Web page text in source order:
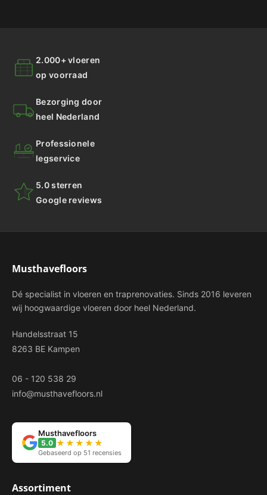
2.000+ vloeren
op voorraad
Bezorging door
heel Nederland
Professionele
legservice
5.0 sterren
Google reviews
Musthavefloors
Dé specialist in vloeren en traprenovaties. Sinds 2016 leveren
wij hoogwaardige vloeren door heel Nederland.
Handelsstraat 15
8263 BE Kampen
06 - 120 538 29
info@musthavefloors.nl
Musthavefloors
5.0 ★★★★★
Gebaseerd op 51 recensies
Assortiment